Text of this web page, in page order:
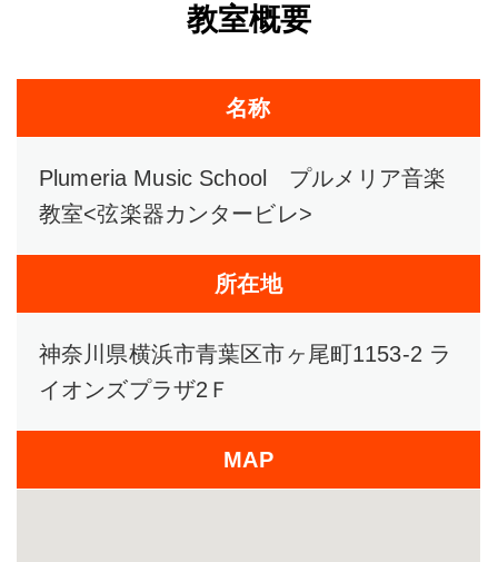
教室概要
名称
Plumeria Music School プルメリア音楽
教室<弦楽器カンタービレ>
所在地
神奈川県横浜市青葉区市ヶ尾町1153-2 ラ
イオンズプラザ2Ｆ
MAP